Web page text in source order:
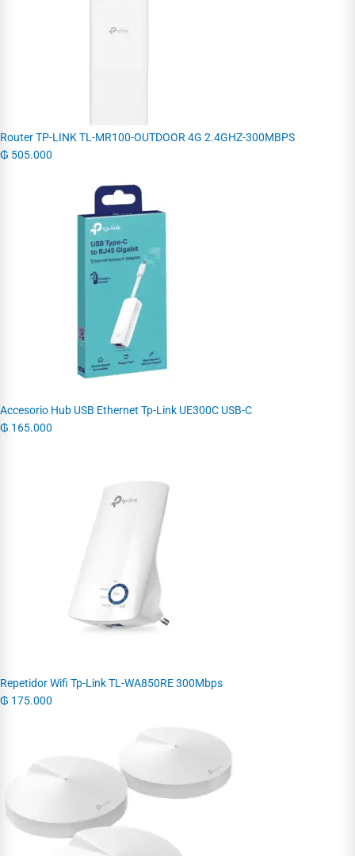
Router TP-LINK TL-MR100-OUTDOOR 4G 2.4GHZ-300MBPS
₲ 505.000
Accesorio Hub USB Ethernet Tp-Link UE300C USB-C
₲ 165.000
Repetidor Wifi Tp-Link TL-WA850RE 300Mbps
₲ 175.000